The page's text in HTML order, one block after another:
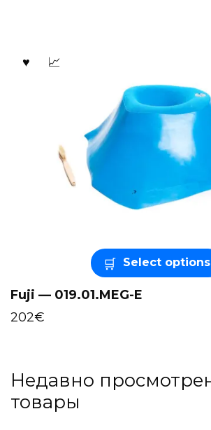
Select options
Fuji — 019.01.MEG-E
202€
Недавно
товары